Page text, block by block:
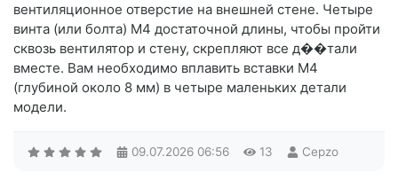
вентиляционное отверстие на внешней стене. Четыре
винта (или болта) М4 достаточной длины, чтобы пройти
сквозь вентилятор и стену, скрепляют все д��тали
вместе. Вам необходимо вплавить вставки M4
(глубиной около 8 мм) в четыре маленьких детали
модели.
09.07.2026 06:56 13 Cepzo